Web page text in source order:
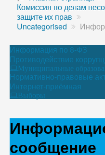
Комиссия по делам
защите их прав
Uncategorised
Информация по 8-ФЗ
Противодействие
Муниципальные
Нормативно-правовые
Интернет-приёмная
Выборы
сообщение